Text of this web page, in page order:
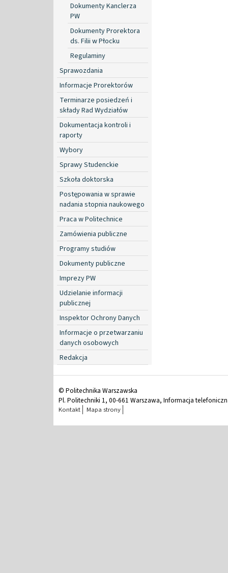
Dokumenty Kanclerza
PW
Dokumenty Prorektora
ds. Filii w Płocku
Regulaminy
Sprawozdania
Informacje Prorektorów
Terminarze posiedzeń i
składy Rad Wydziałów
Dokumentacja kontroli i
raporty
Wybory
Sprawy Studenckie
Szkoła doktorska
Postępowania w sprawie
nadania stopnia naukowego
Praca w Politechnice
Zamówienia publiczne
Programy studiów
Dokumenty publiczne
Imprezy PW
Udzielanie informacji
publicznej
Inspektor Ochrony Danych
Informacje o przetwarzaniu
danych osobowych
Redakcja
© Politechnika Warszawska
Pl. Politechniki 1, 00-661 Warszawa, Informacja
Kontakt Mapa strony